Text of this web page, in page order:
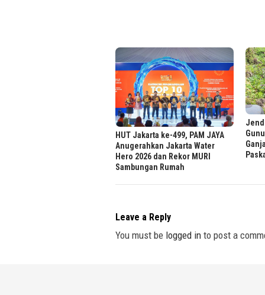
HUT Jakarta ke-499, PAM JAYA
Anugerahkan Jakarta Water
Hero 2026 dan Rekor MURI
Sambungan Rumah
Leave a Reply
You must be logged in to post a